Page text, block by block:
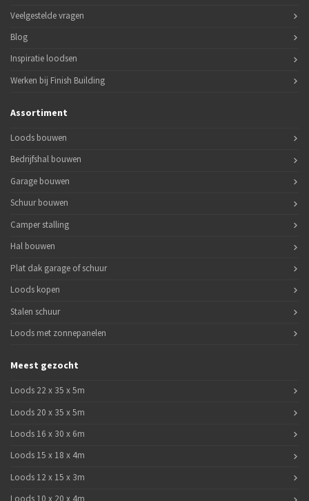
Veelgestelde vragen
Blog
Inspiratie loodsen
Werken bij Finish Building
Assortiment
Loods bouwen
Bedrijfshal bouwen
Garage bouwen
Schuur bouwen
Camper stalling
Hal bouwen
Plat dak garage of schuur
Loods kopen
Stalen schuur
Loods met zonnepanelen
Meest gezocht
Loods 22 x 35 x 5m
Loods 20 x 35 x 5m
Loods 16 x 30 x 6m
Loods 15 x 18 x 4m
Loods 12 x 15 x 3m